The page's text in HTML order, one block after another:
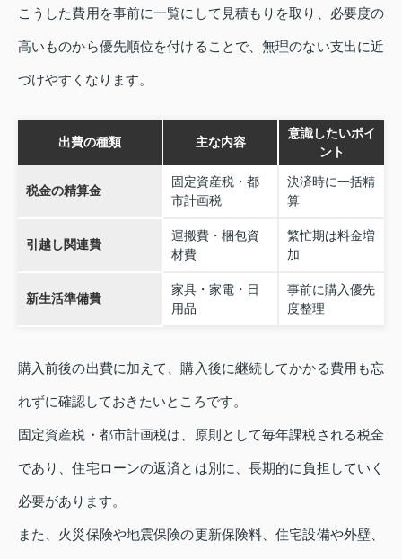
こうした費用を事前に一覧にして見積もりを取り、必要度の
高いものから優先順位を付けることで、無理のない支出に近
づけやすくなります。
出費の種類 主な内容
意識したいポイ
ント
税金の精算金
固定資産税・都
市計画税
決済時に一括精
算
引越し関連費
運搬費・梱包資
材費
繁忙期は料金増
加
新生活準備費
家具・家電・日
用品
事前に購入優先
度整理
購入前後の出費に加えて、購入後に継続してかかる費用も忘
れずに確認しておきたいところです。
固定資産税・都市計画税は、原則として毎年課税される税金
であり、住宅ローンの返済とは別に、長期的に負担していく
必要があります。
また、火災保険や地震保険の更新保険料、住宅設備や外壁、